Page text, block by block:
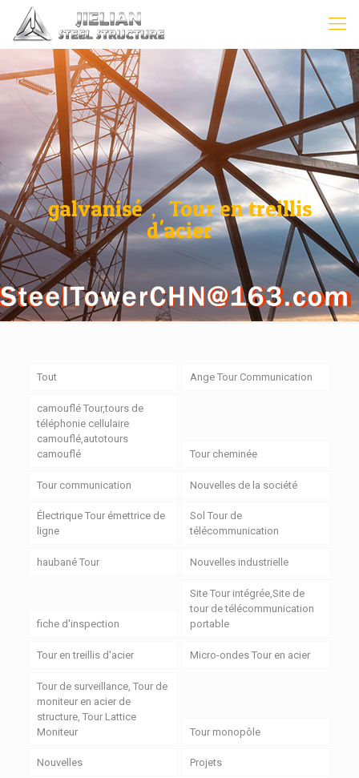
galvanisé， Tour en treillis
d'acier
Tout Ange Tour Communication
camouflé Tour,tours de
téléphonie cellulaire
camouflé,autotours
camouflé
Tour cheminée
Tour communication Nouvelles de la société
Électrique Tour émettrice de
ligne
Sol Tour de
télécommunication
haubané Tour Nouvelles industrielle
fiche d'inspection
Site Tour intégrée,Site de
tour de télécommunication
portable
Tour en treillis d'acier Micro-ondes Tour en acier
Tour de surveillance, Tour de
moniteur en acier de
structure, Tour Lattice
Moniteur
Tour monopôle
Nouvelles Projets